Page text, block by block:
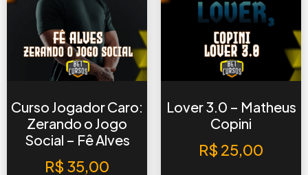
Curso Jogador Caro:
Zerando o Jogo
Social – Fê Alves
R$ 35,00
Lover 3.0 – Matheus
Copini
R$ 25,00